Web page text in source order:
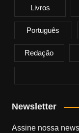
Livros
Português
Redação
Newsletter
Assine nossa